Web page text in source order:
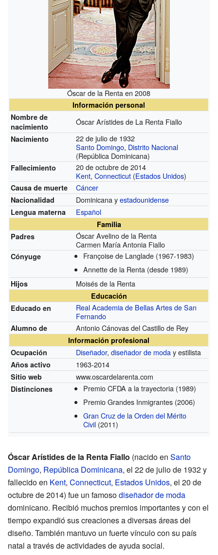
Óscar de la Renta en 2008
Información personal
Nombre de
nacimiento
Óscar Arístides de La Renta Fiallo
Nacimiento
22 de julio de 1932
Santo Domingo, Distrito Nacional
(República Dominicana)
Fallecimiento
20 de octubre de 2014
Kent,Connecticut (Estados Unidos)
Causa de muerte Cáncer
Nacionalidad Dominicana yestadounidense
Lengua materna Español
Familia
Padres
Óscar Avelino de la Renta
Carmen María Antonia Fiallo
Cónyuge Françoise de Langlade (1967-1983)
Annette de la Renta (desde 1989)
Hijos Moisés de la Renta
Educación
Educado en
Real Academia de Bellas Artes de San
Fernando
Alumno de Antonio Cánovas del Castillo de Rey
Información profesional
Ocupación
Diseñador,diseñador de moday estilista
Años activo 1963-2014
Sitio web www.oscardelarenta.com
Distinciones Premio CFDA a la trayectoria (1989)
Premio Grandes Inmigrantes (2006)
Gran Cruz de la Orden del Mérito
Civil (2011)
Óscar Arístides de la Renta Fiallo (nacido en Santo
Domingo, República Dominicana, el 22 de julio de 1932 y
fallecido en Kent, Connecticut, Estados Unidos, el 20 de
octubre de 2014) fue un famosodiseñador de moda
dominicano. Recibió muchos premios importantes y con el
tiempo expandió sus creaciones a diversas áreas del
diseño. También mantuvo un fuerte vínculo con su país
natal a través de actividades de ayuda social.